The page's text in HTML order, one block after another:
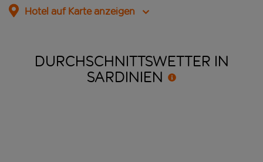
Hotel auf Karte anzeigen
DURCHSCHNITTSWETTER IN
SARDINIEN